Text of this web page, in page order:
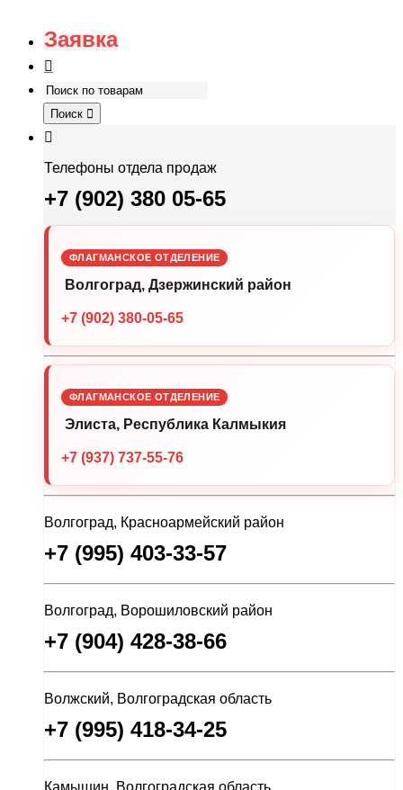
Заявка
Поиск
Телефоны отдела продаж
+7 (902) 380 05-65
ФЛАГМАНСКОЕ ОТДЕЛЕНИЕ
Волгоград, Дзержинский район
+7 (902) 380-05-65
ФЛАГМАНСКОЕ ОТДЕЛЕНИЕ
Элиста, Республика Калмыкия
+7 (937) 737-55-76
Волгоград, Красноармейский район
+7 (995) 403-33-57
Волгоград, Ворошиловский район
+7 (904) 428-38-66
Волжский, Волгоградская область
+7 (995) 418-34-25
Камышин, Волгоградская область